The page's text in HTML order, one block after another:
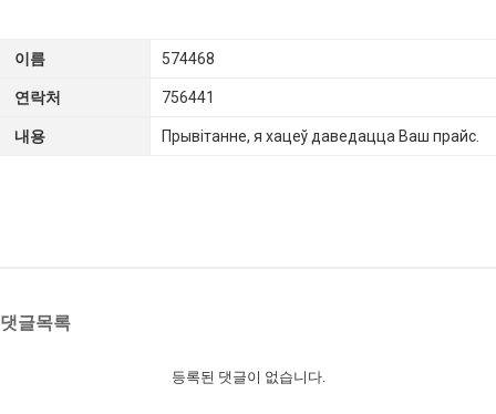
이름 574468
연락처 756441
내용 Прывітанне, я хацеў даведацца Ваш прайс.
댓글목록
등록된 댓글이 없습니다.